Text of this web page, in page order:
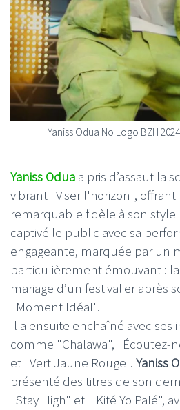
Yaniss Odua No Logo BZH
Yaniss Odua a pris d’assaut la
vibrant "Viser l'horizon", offrant
remarquable fidèle à son style
captivé le public avec sa
engageante, marquée par un
particulièrement émouvant :
mariage d’un festivalier après
"Moment Idéal".
Il a ensuite enchaîné avec
comme "Chalawa", "Écoutez-
et "Vert Jaune Rouge". Yaniss
présenté des titres de son
"Stay High" et "Kité Yo Palé",